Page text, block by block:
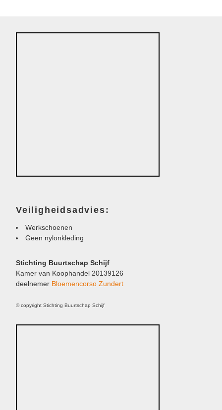
Veiligheidsadvies:
Werkschoenen
Geen nylonkleding
Stichting Buurtschap Schijf
Kamer van Koophandel 20139126
deelnemer Bloemencorso Zundert
© copyright Stichting Buurtschap Schijf